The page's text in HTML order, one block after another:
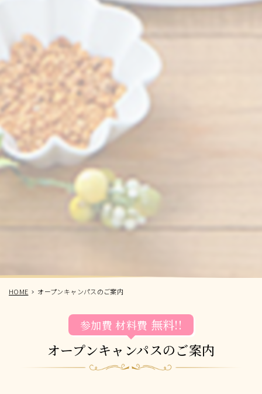
HOME オープンキャンパスのご案内
オープンキャンパスのご案内
参加費 材料費 無料!!